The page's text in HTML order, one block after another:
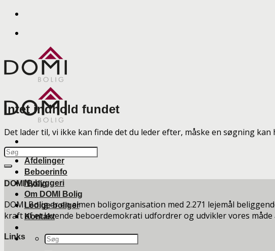
Skip
content
Afdelinger
Beboerinfo
Nybyggeri
Om DOMI Bolig
Ledige boliger
Kontakt
Intet indhold fundet
Det lader til, vi ikke kan finde det du leder efter, måske en søgning
DOMI Bolig
DOMI Bolig er en almen boligorganisation med 2.271 lejemål
kraft af et levende beboerdemokrati udfordrer og udvikler vores måde
Links